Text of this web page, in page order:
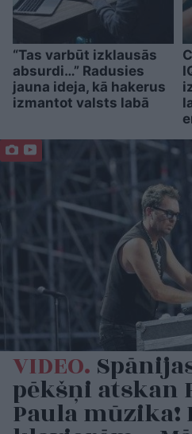
“Tas varbūt izklausās
absurdi…” Radusies
jauna ideja, kā hakerus
izmantot valsts labā
VIDEO.
pēkšņi atskan
Paula mūzika!